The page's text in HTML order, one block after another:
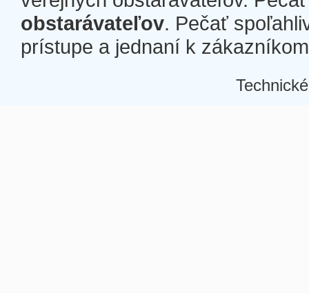
obstarávateľov. Pečať
prístupe a jednaní k